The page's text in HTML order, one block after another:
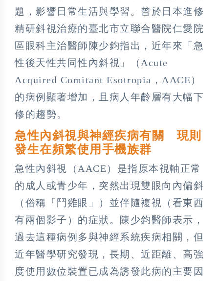
題，影響日常生活與學習。曾於日本進修
精研斜視治療的臺北市立聯合醫院仁愛院
區眼科主治醫師陳少鈞指出，近年來「急
性後天性共同性內斜視」（Acute
Acquired Comitant Esotropia，AACE）
的病例顯著增加，且病人年齡層有大幅下
修的趨勢。
急性內斜視與神經疾病有關 現則
發生在頻繁使用手機族群
急性內斜視（AACE）是指原本視軸正常
的成人或青少年，突然出現雙眼向內偏斜
（俗稱「鬥雞眼」）並伴隨複視（看東西
有兩個影子）的症狀。陳少鈞醫師表示，
過去這種病例多與神經系統疾病相關，但
近年醫學研究發現，長期、近距離、高強
度使用數位裝置已成為誘發此病的主要因